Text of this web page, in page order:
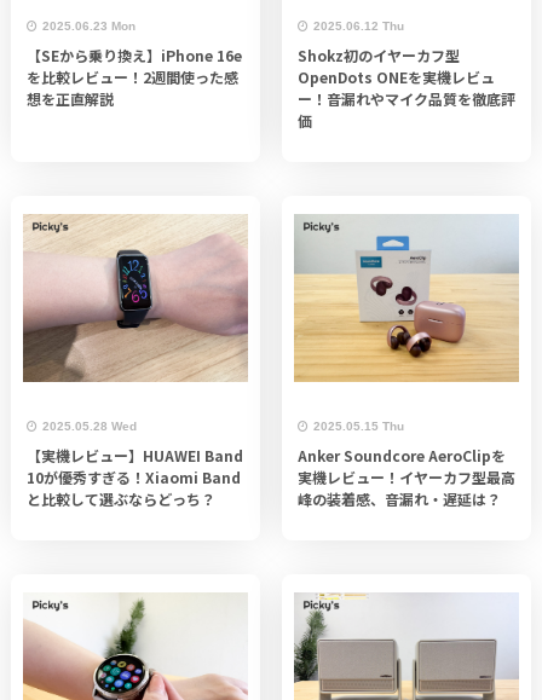
2025.06.23 Mon
【SEから乗り換え】iPhone 16e
を比較レビュー！2週間使った感
想を正直解説
2025.06.12 Thu
Shokz初のイヤーカフ型
OpenDots ONEを実機レビュ
ー！音漏れやマイク品質を徹底評
価
2025.05.28 Wed
【実機レビュー】HUAWEI Band
10が優秀すぎる！Xiaomi Band
と比較して選ぶならどっち？
2025.05.15 Thu
Anker Soundcore AeroClipを
実機レビュー！イヤーカフ型最高
峰の装着感、音漏れ・遅延は？